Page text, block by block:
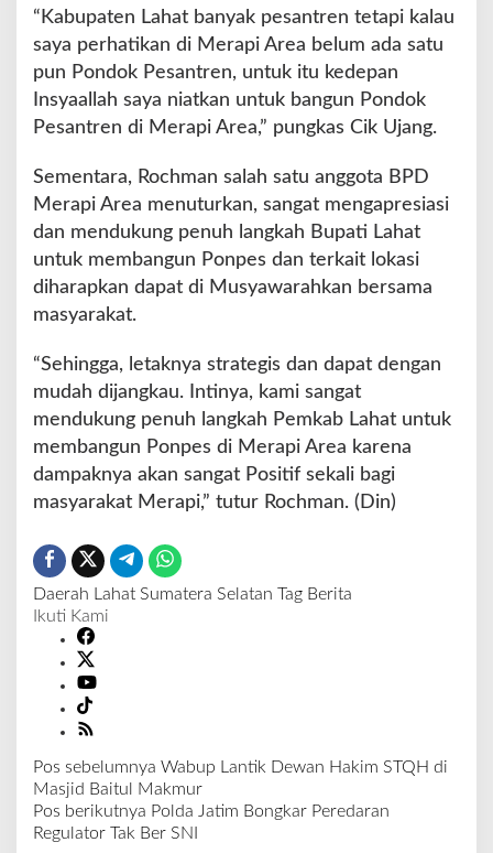
“Kabupaten Lahat banyak pesantren tetapi kalau
saya perhatikan di Merapi Area belum ada satu
pun Pondok Pesantren, untuk itu kedepan
Insyaallah saya niatkan untuk bangun Pondok
Pesantren di Merapi Area,” pungkas Cik Ujang.
Sementara, Rochman salah satu anggota BPD
Merapi Area menuturkan, sangat mengapresiasi
dan mendukung penuh langkah Bupati Lahat
untuk membangun Ponpes dan terkait lokasi
diharapkan dapat di Musyawarahkan bersama
masyarakat.
“Sehingga, letaknya strategis dan dapat dengan
mudah dijangkau. Intinya, kami sangat
mendukung penuh langkah Pemkab Lahat untuk
membangun Ponpes di Merapi Area karena
dampaknya akan sangat Positif sekali bagi
masyarakat Merapi,” tutur Rochman. (Din)
Daerah Lahat Sumatera Selatan Tag Berita
Ikuti Kami
N
a
v
Pos sebelumnya Wabup Lantik Dewan Hakim STQH di
Masjid Baitul Makmur
Pos berikutnya Polda Jatim Bongkar Peredaran
Regulator Tak Ber SNI